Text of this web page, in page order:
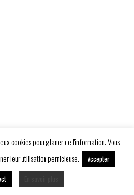
cookies pour glaner de l'information. Vous
leur utilisation pernicieuse.
Accepter